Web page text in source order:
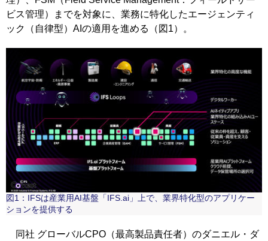
ビス管理）までを対象に、業務に特化したエージェンティ
ック（自律型）AIの適用を進める（図1）。
図1：IFSは産業用AI基盤「IFS.ai」上で、業界特化型のアプリケー
ションを提供する
同社 グローバルCPO（最高製品責任者）のダニエル・ダ